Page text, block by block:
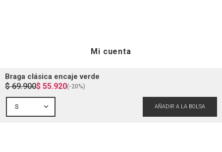
Braga clásica encaje verde
$ 69.900$ 55.920(-20%)
S
Mi cuenta